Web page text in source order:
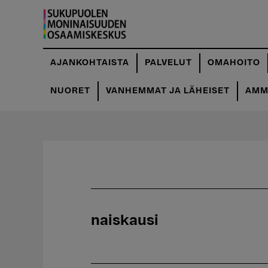
pääsisältöön
AJANKOHTAISTA PALVELUT OMAHOITO
NUORET VANHEMMAT JA LÄHEISET
naiskausi